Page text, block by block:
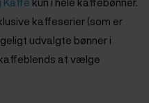
kaffeserier (som er
udvalgte bønner i
at vælge